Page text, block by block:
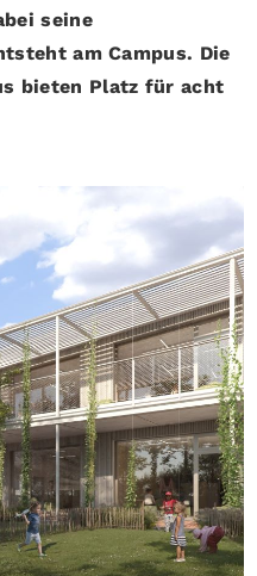
seine
am Campus. Die
bieten Platz für acht